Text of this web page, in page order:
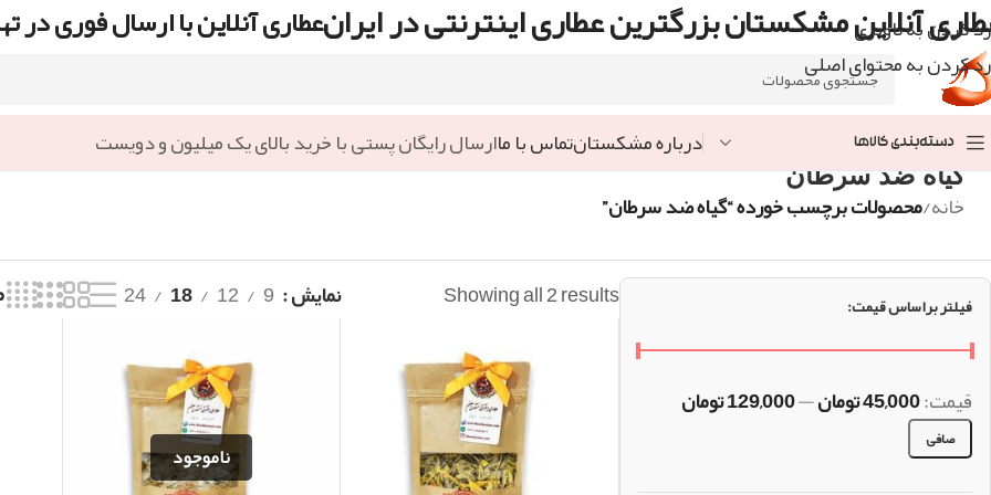
رد کردن به ناوبری
رد کردن به محتوای اصلی
آنلاین مشکستان بزرگترین عطاری اینترنتی در ایرانعطاری آنلاین با ارسال فوری در
دسته‌بندی کالاها درباره مشکستانتماس با ماارسال رایگان پستی با خرید بالای یک میلیون و دویست
گیاه ضد سرطان
خانه/محصولات برچسب خورده “گیاه ضد سرطان”
فیلتر براساس قیمت:
صافی
قيمت:45,000 تومان —129,000 تومان
Showing all 2 results نمایش 9
12
18
24